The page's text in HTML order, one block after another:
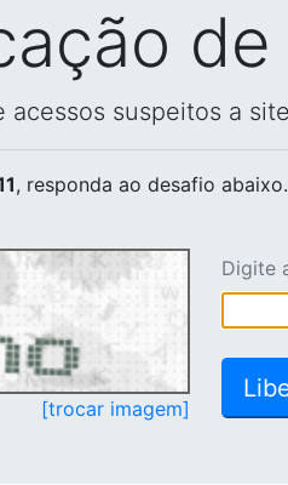
suspeitos a
, responda ao desafio abaixo.
[trocar imagem]
Digite